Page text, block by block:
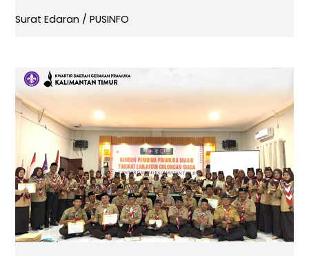
Surat Edaran /PUSINFO